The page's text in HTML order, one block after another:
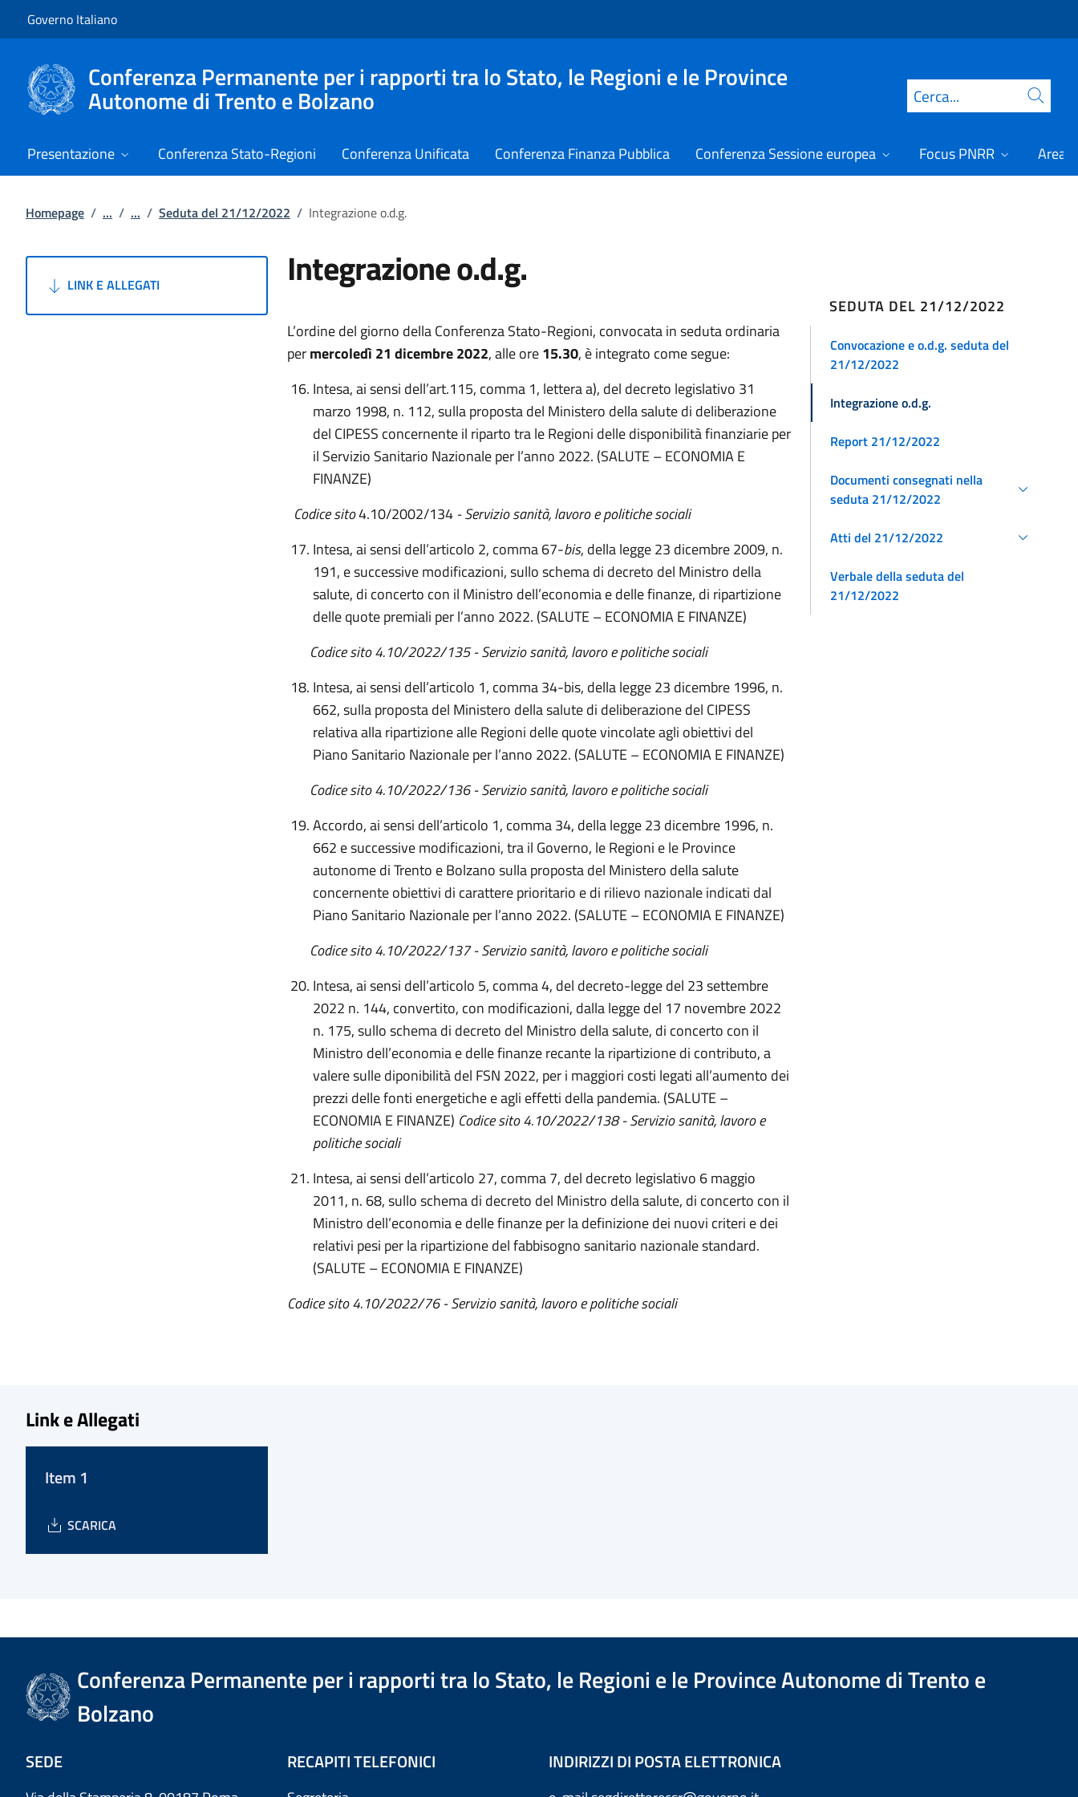
Governo Italiano
Conferenza Permanente per i rapporti tra lo Stato, le Regioni e le Province
Autonome di Trento e Bolzano Cerca
Presentazione Conferenza Stato-Regioni Conferenza Unificata Conferenza Finanza Pubblica Conferenza Sessione europea Focus PNRR Area
Homepage / ... / ... / Seduta del 21/12/2022 / Integrazione o.d.g.
LINK E ALLEGATI Integrazione o.d.g.
L’ordine del giorno della Conferenza Stato-Regioni, convocata in seduta ordinaria
permercoledì 21 dicembre 2022, alle ore15.30, è integrato come segue:
Intesa, ai sensi dell’art.115, comma 1, lettera a), del decreto legislativo 31
marzo 1998, n. 112, sulla proposta del Ministero della salute di deliberazione
del CIPESS concernente il riparto tra le Regioni delle disponibilità finanziarie per
il Servizio Sanitario Nazionale per l’anno 2022. (SALUTE – ECONOMIA E
FINANZE)
Codice sito4.10/2002/134- Servizio sanità, lavoro e politiche sociali
Intesa, ai sensi dell’articolo 2, comma 67-bis, della legge 23 dicembre 2009, n.
191, e successive modificazioni, sullo schema di decreto del Ministro della
salute, di concerto con il Ministro dell’economia e delle finanze, di ripartizione
delle quote premiali per l’anno 2022. (SALUTE – ECONOMIA E FINANZE)
Codice sito 4.10/2022/135 - Servizio sanità, lavoro e politiche sociali
Intesa, ai sensi dell’articolo 1, comma 34-bis, della legge 23 dicembre 1996, n.
662, sulla proposta del Ministero della salute di deliberazione del CIPESS
relativa alla ripartizione alle Regioni delle quote vincolate agli obiettivi del
Piano Sanitario Nazionale per l’anno 2022. (SALUTE – ECONOMIA E FINANZE)
Codice sito 4.10/2022/136 - Servizio sanità, lavoro e politiche sociali
Accordo, ai sensi dell’articolo 1, comma 34, della legge 23 dicembre 1996, n.
662 e successive modificazioni, tra il Governo, le Regioni e le Province
autonome di Trento e Bolzano sulla proposta del Ministero della salute
concernente obiettivi di carattere prioritario e di rilievo nazionale indicati dal
Piano Sanitario Nazionale per l’anno 2022. (SALUTE – ECONOMIA E FINANZE)
Codice sito 4.10/2022/137 - Servizio sanità, lavoro e politiche sociali
Intesa, ai sensi dell’articolo 5, comma 4, del decreto-legge del 23 settembre
2022 n. 144, convertito, con modificazioni, dalla legge del 17 novembre 2022
n. 175, sullo schema di decreto del Ministro della salute, di concerto con il
Ministro dell’economia e delle finanze recante la ripartizione di contributo, a
valere sulle diponibilità del FSN 2022, per i maggiori costi legati all’aumento dei
prezzi delle fonti energetiche e agli effetti della pandemia. (SALUTE –
ECONOMIA E FINANZE) Codice sito 4.10/2022/138 - Servizio sanità, lavoro e
politiche sociali
Intesa, ai sensi dell’articolo 27, comma 7, del decreto legislativo 6 maggio
2011, n. 68, sullo schema di decreto del Ministro della salute, di concerto con il
Ministro dell’economia e delle finanze per la definizione dei nuovi criteri e dei
relativi pesi per la ripartizione del fabbisogno sanitario nazionale standard.
(SALUTE – ECONOMIA E FINANZE)
Codice sito 4.10/2022/76 - Servizio sanità, lavoro e politiche sociali
SEDUTA DEL 21/12/2022
Convocazione e o.d.g. seduta del
21/12/2022
Integrazione o.d.g.
Report 21/12/2022
Documenti consegnati nella
seduta 21/12/2022
Atti del 21/12/2022
Verbale della seduta del
21/12/2022
Link e Allegati
Item 1
SCARICA
Conferenza Permanente per i rapporti tra lo Stato, le Regioni e le Province Autonome di Trento e
Bolzano
SEDE RECAPITI TELEFONICI INDIRIZZI DI POSTA ELETTRONICA